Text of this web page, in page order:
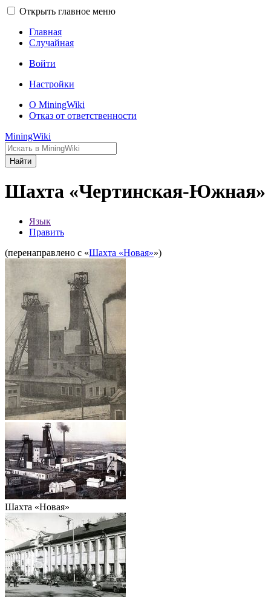
Открыть главное меню
Главная
Случайная
Войти
Настройки
О MiningWiki
Отказ от ответственности
MiningWiki
Найти
Шахта «Чертинская-Южная»
Язык
Править
(перенаправлено с «Шахта «Новая»»)
Шахта «Новая»